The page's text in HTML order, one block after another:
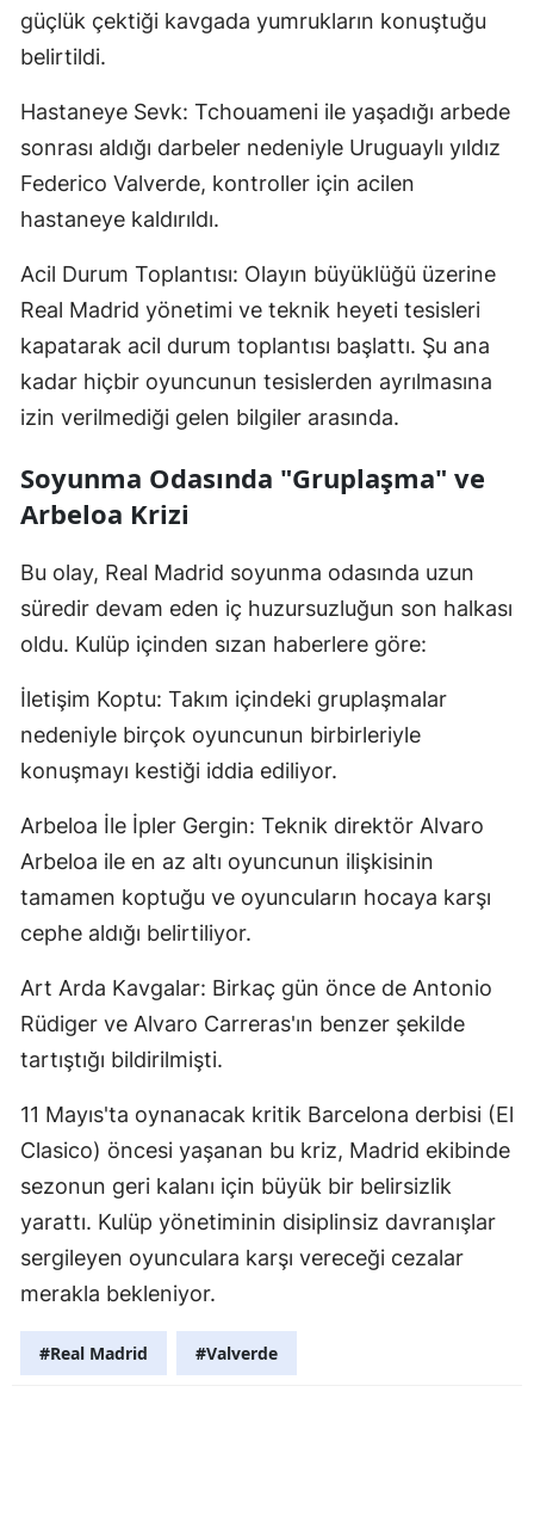
güçlük çektiği kavgada yumrukların konuştuğu
belirtildi.
Hastaneye Sevk: Tchouameni ile yaşadığı arbede
sonrası aldığı darbeler nedeniyle Uruguaylı yıldız
Federico Valverde, kontroller için acilen
hastaneye kaldırıldı.
Acil Durum Toplantısı: Olayın büyüklüğü üzerine
Real Madrid yönetimi ve teknik heyeti tesisleri
kapatarak acil durum toplantısı başlattı. Şu ana
kadar hiçbir oyuncunun tesislerden ayrılmasına
izin verilmediği gelen bilgiler arasında.
Soyunma Odasında "Gruplaşma" ve
Arbeloa Krizi
Bu olay, Real Madrid soyunma odasında uzun
süredir devam eden iç huzursuzluğun son halkası
oldu. Kulüp içinden sızan haberlere göre:
İletişim Koptu: Takım içindeki gruplaşmalar
nedeniyle birçok oyuncunun birbirleriyle
konuşmayı kestiği iddia ediliyor.
Arbeloa İle İpler Gergin: Teknik direktör Alvaro
Arbeloa ile en az altı oyuncunun ilişkisinin
tamamen koptuğu ve oyuncuların hocaya karşı
cephe aldığı belirtiliyor.
Art Arda Kavgalar: Birkaç gün önce de Antonio
Rüdiger ve Alvaro Carreras'ın benzer şekilde
tartıştığı bildirilmişti.
11 Mayıs'ta oynanacak kritik Barcelona derbisi (El
Clasico) öncesi yaşanan bu kriz, Madrid ekibinde
sezonun geri kalanı için büyük bir belirsizlik
yarattı. Kulüp yönetiminin disiplinsiz davranışlar
sergileyen oyunculara karşı vereceği cezalar
merakla bekleniyor.
#Real Madrid #Valverde